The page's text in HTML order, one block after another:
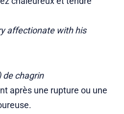
affectionate with his
de chagrin
après une rupture ou une